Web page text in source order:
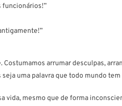
funcionários!”
arrumar desculpas,
uma palavra que todo mundo
vida, mesmo que de forma